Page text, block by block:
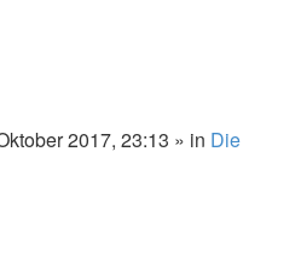
2017, 23:13 » in Die